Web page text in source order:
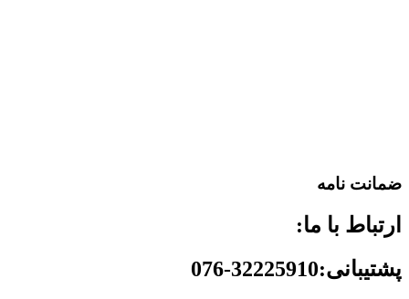
ضمانت نامه
ارتباط با ما:
پشتیبانی:32225910-076